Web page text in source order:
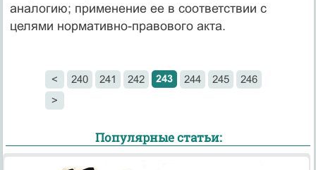
аналогию; применение ее в соответствии с
целями нормативно-правового акта.
< 240 241 242 243 244 245
246
>
Популярные статьи: